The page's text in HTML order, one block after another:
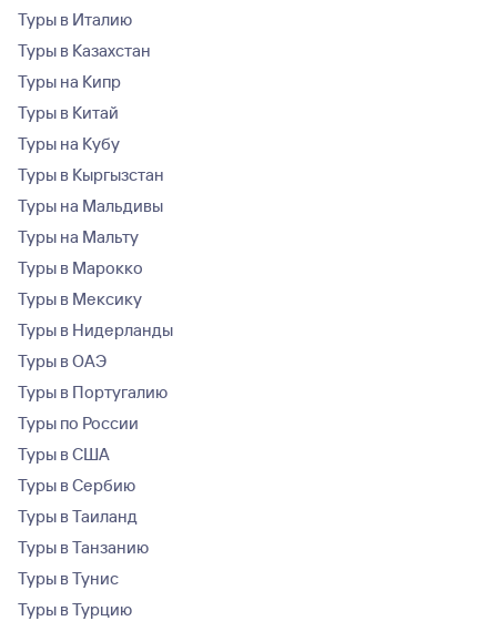
Туры в Италию
Туры в Казахстан
Туры на Кипр
Туры в Китай
Туры на Кубу
Туры в Кыргызстан
Туры на Мальдивы
Туры на Мальту
Туры в Марокко
Туры в Мексику
Туры в Нидерланды
Туры в ОАЭ
Туры в Португалию
Туры по России
Туры в США
Туры в Сербию
Туры в Таиланд
Туры в Танзанию
Туры в Тунис
Туры в Турцию